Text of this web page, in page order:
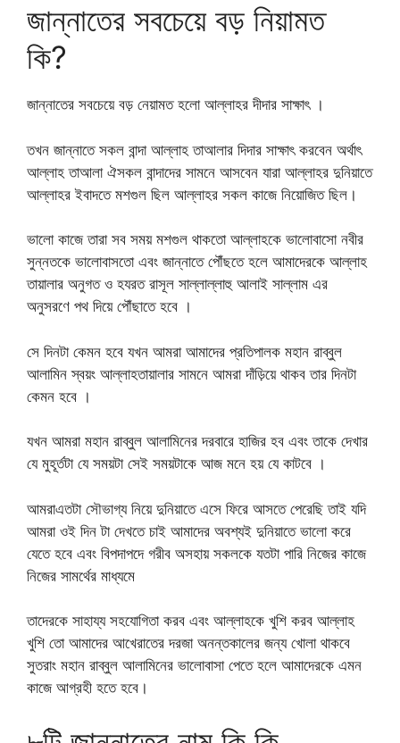
জান্নাতের সবচেয়ে বড় নিয়ামত
কি?
জান্নাতের সবচেয়ে বড় নেয়ামত হলো আল্লাহর দীদার সাক্ষাৎ ।
তখন জান্নাতে সকল বান্দা আল্লাহ তাআলার দিদার সাক্ষাৎ করবেন অর্থাৎ
আল্লাহ তাআলা ঐসকল বান্দাদের সামনে আসবেন যারা আল্লাহর দুনিয়াতে
আল্লাহর ইবাদতে মশগুল ছিল আল্লাহর সকল কাজে নিয়োজিত ছিল।
ভালো কাজে তারা সব সময় মশগুল থাকতো আল্লাহকে ভালোবাসো নবীর
সুন্নতকে ভালোবাসতো এবং জান্নাতে পৌঁছতে হলে আমাদেরকে আল্লাহ
তায়ালার অনুগত ও হযরত রাসূল সাল্লাল্লাহু আলাই সাল্লাম এর
অনুসরণে পথ দিয়ে পৌঁছাতে হবে ।
সে দিনটা কেমন হবে যখন আমরা আমাদের প্রতিপালক মহান রাব্বুল
আলামিন স্বয়ং আল্লাহতায়ালার সামনে আমরা দাঁড়িয়ে থাকব তার দিনটা
কেমন হবে ।
যখন আমরা মহান রাব্বুল আলামিনের দরবারে হাজির হব এবং তাকে দেখার
যে মুহূর্তটা যে সময়টা সেই সময়টাকে আজ মনে হয় যে কাটবে ।
আমরাএতটা সৌভাগ্য নিয়ে দুনিয়াতে এসে ফিরে আসতে পেরেছি তাই যদি
আমরা ওই দিন টা দেখতে চাই আমাদের অবশ্যই দুনিয়াতে ভালো করে
যেতে হবে এবং বিপদাপদে গরীব অসহায় সকলকে যতটা পারি নিজের কাজে
নিজের সামর্থের মাধ্যমে
তাদেরকে সাহায্য সহযোগিতা করব এবং আল্লাহকে খুশি করব আল্লাহ
খুশি তো আমাদের আখেরাতের দরজা অনন্তকালের জন্য খোলা থাকবে
সুতরাং মহান রাব্বুল আলামিনের ভালোবাসা পেতে হলে আমাদেরকে এমন
কাজে আগ্রহী হতে হবে।